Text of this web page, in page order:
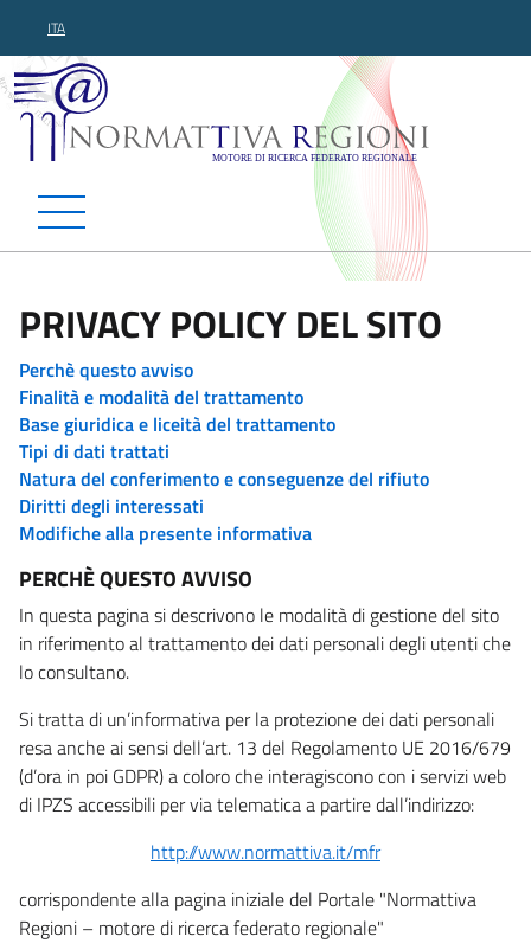
ITA
Normattiva Regioni -
PRIVACY POLICY DEL SITO
Perchè questo avviso
Finalità e modalità del trattamento
Base giuridica e liceità del trattamento
Tipi di dati trattati
Natura del conferimento e conseguenze del rifiuto
Diritti degli interessati
Modifiche alla presente informativa
PERCHÈ QUESTO AVVISO
In questa pagina si descrivono le modalità di gestione del sito
in riferimento al trattamento dei dati personali degli utenti che
lo consultano.
Si tratta di un’informativa per la protezione dei dati personali
resa anche ai sensi dell’art. 13 del Regolamento UE 2016/679
(d’ora in poi GDPR) a coloro che interagiscono con i servizi web
di IPZS accessibili per via telematica a partire dall’indirizzo:
http://www.normattiva.it/mfr
corrispondente alla pagina iniziale del Portale "Normattiva
Regioni – motore di ricerca federato regionale"